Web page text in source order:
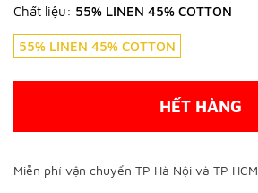
Chất liệu: 55% LINEN 45% COTTON
55% LINEN 45% COTTON
HẾT HÀNG
Miễn phí vận chuyển TP Hà Nội và TP HCM.